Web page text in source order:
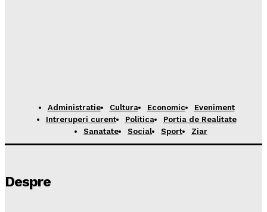
Administratie Cultura Economic
Eveniment
Intreruperi curent
Politica
Portia de Realitate
Sanatate
Social Sport Ziar
Despre